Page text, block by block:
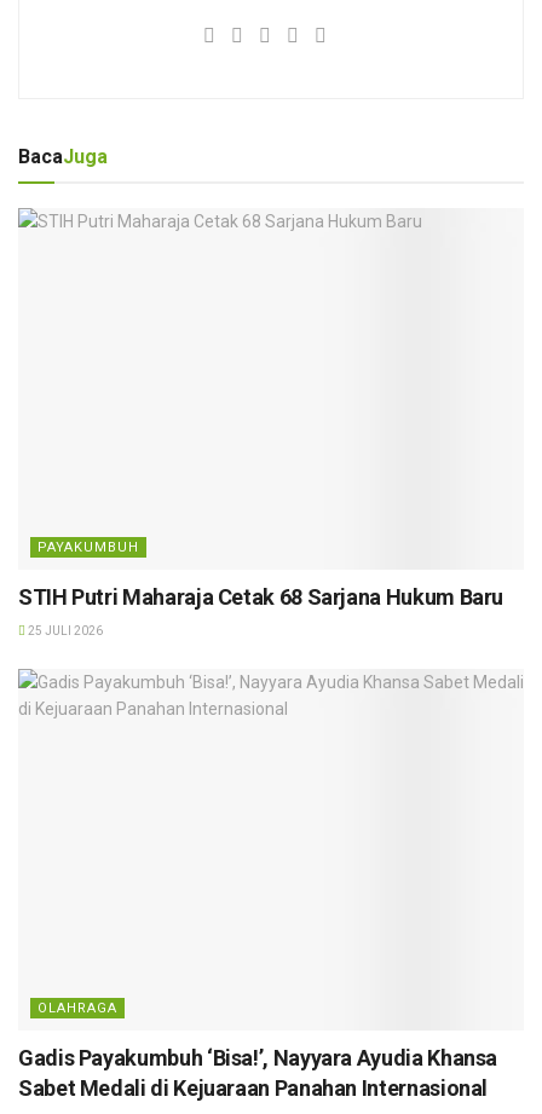
BacaJuga
PAYAKUMBUH
STIH Putri Maharaja Cetak 68 Sarjana Hukum Baru
25 JULI 2026
OLAHRAGA
Gadis Payakumbuh ‘Bisa!’, Nayyara Ayudia Khansa
Sabet Medali di Kejuaraan Panahan Internasional